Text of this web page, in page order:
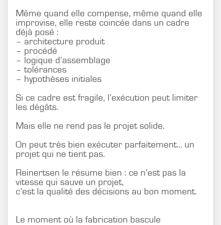
Même quand elle compense, même quand elle
improvise, elle reste coincée dans un cadre
déjà posé :
– architecture produit
– procédé
– logique d’assemblage
– tolérances
– hypothèses initiales
Si ce cadre est fragile, l’exécution peut limiter
les dégâts.
Mais elle ne rend pas le projet solide.
On peut très bien exécuter parfaitement… un
projet qui ne tient pas.
Reinertsen le résume bien : ce n’est pas la
vitesse qui sauve un projet,
c’est la qualité des décisions au bon moment.
Le moment où la fabrication bascule